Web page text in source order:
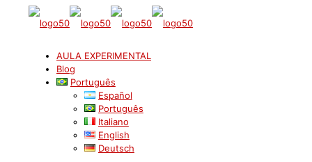
AULA EXPERIMENTAL
Blog
Português
Español
Português
Italiano
English
Deutsch